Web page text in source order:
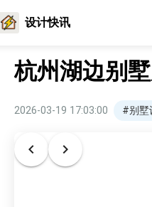
设计快讯
杭州湖边别
2026-03-19 17:03:00 #别墅